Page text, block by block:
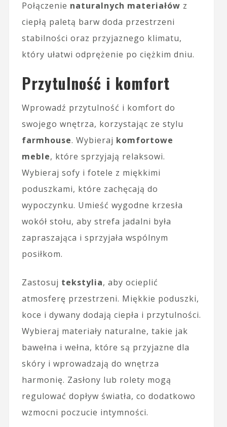
Połączenie naturalnych materiałów z
ciepłą paletą barw doda przestrzeni
stabilności oraz przyjaznego klimatu,
który ułatwi odprężenie po ciężkim dniu.
Przytulność i komfort
Wprowadź przytulność i komfort do
swojego wnętrza, korzystając ze stylu
farmhouse. Wybieraj komfortowe
meble, które sprzyjają relaksowi.
Wybieraj sofy i fotele z miękkimi
poduszkami, które zachęcają do
wypoczynku. Umieść wygodne krzesła
wokół stołu, aby strefa jadalni była
zapraszająca i sprzyjała wspólnym
posiłkom.
Zastosuj tekstylia, aby ocieplić
atmosferę przestrzeni. Miękkie poduszki,
koce i dywany dodają ciepła i przytulności.
Wybieraj materiały naturalne, takie jak
bawełna i wełna, które są przyjazne dla
skóry i wprowadzają do wnętrza
harmonię. Zasłony lub rolety mogą
regulować dopływ światła, co dodatkowo
wzmocni poczucie intymności.